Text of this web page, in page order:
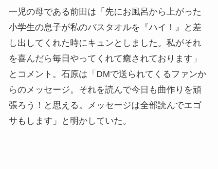
一児の母である前田は「先にお風呂から上がった
小学生の息子が私のバスタオルを『ハイ！』と差
し出してくれた時にキュンとしました。私がそれ
を喜んだら毎日やってくれて癒されております」
とコメント。石原は「DMで送られてくるファンか
らのメッセージ。それを読んで今日も曲作りを頑
張ろう！と思える。メッセージは全部読んでエゴ
サもします」と明かしていた。